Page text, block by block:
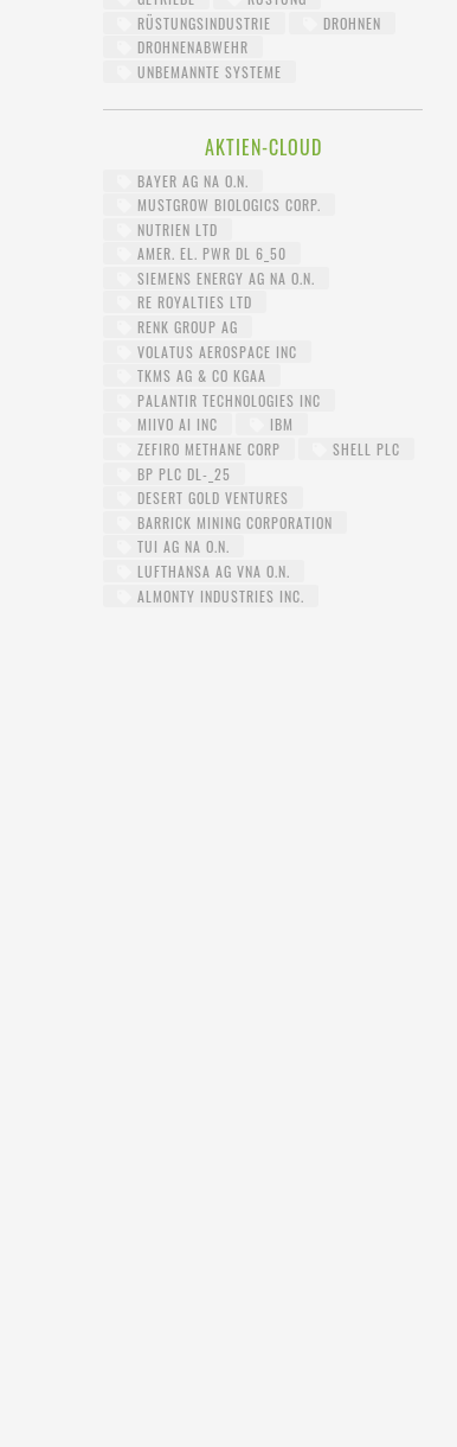
RÜSTUNGSINDUSTRIE
DROHNEN
DROHNENABWEHR
UNBEMANNTE SYSTEME
AKTIEN-CLOUD
BAYER AG NA O.N.
MUSTGROW BIOLOGICS CORP.
NUTRIEN LTD
AMER. EL. PWR DL 6_50
SIEMENS ENERGY AG NA O.N.
RE ROYALTIES LTD
RENK GROUP AG
VOLATUS AEROSPACE INC
TKMS AG & CO KGAA
PALANTIR TECHNOLOGIES INC
MIIVO AI INC
IBM
ZEFIRO METHANE CORP
SHELL PLC
BP PLC DL-_25
DESERT GOLD VENTURES
BARRICK MINING CORPORATION
TUI AG NA O.N.
LUFTHANSA AG VNA O.N.
ALMONTY INDUSTRIES INC.